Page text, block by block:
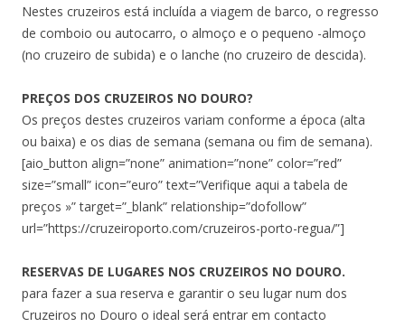
Nestes cruzeiros está incluída a viagem de barco, o regresso
de comboio ou autocarro, o almoço e o pequeno -almoço
(no cruzeiro de subida) e o lanche (no cruzeiro de descida).
PREÇOS DOS CRUZEIROS NO DOURO?
Os preços destes cruzeiros variam conforme a época (alta
ou baixa) e os dias de semana (semana ou fim de semana).
[aio_button align=”none” animation=”none” color=”red”
size=”small” icon=”euro” text=”Verifique aqui a tabela de
preços »” target=”_blank” relationship=”dofollow”
url=”https://cruzeiroporto.com/cruzeiros-porto-regua/”]
RESERVAS DE LUGARES NOS CRUZEIROS NO DOURO.
para fazer a sua reserva e garantir o seu lugar num dos
Cruzeiros no Douro o ideal será entrar em contacto